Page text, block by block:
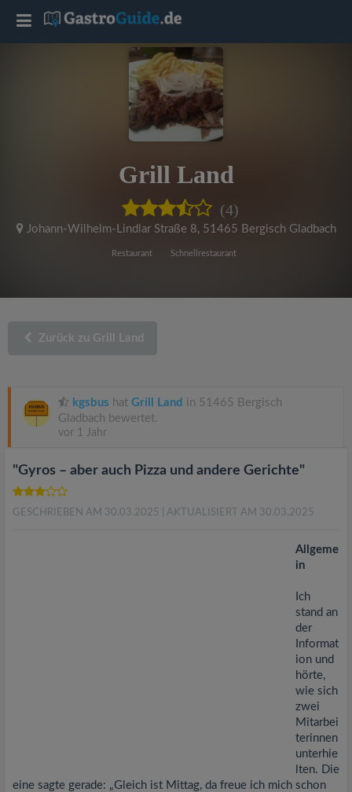
Grill Land
(4)
Johann-Wilhelm-Lindlar Straße 8, 51465 Bergisch Gladbach
Restaurant Schnellrestaurant
Zurück zu Grill Land
kgsbus hat Grill Land in 51465 Bergisch
Gladbach bewertet.
vor 1 Jahr
"Gyros – aber auch Pizza und andere Gerichte"
GESCHRIEBEN AM 30.03.2025 | AKTUALISIERT AM 30.03.2025
Allgeme
in
Ich
stand an
der
Informat
ion und
hörte,
wie sich
zwei
Mitarbei
terinnen
unterhie
lten. Die
eine sagte gerade: „Gleich ist Mittag, da freue ich mich schon
T
e
a
t